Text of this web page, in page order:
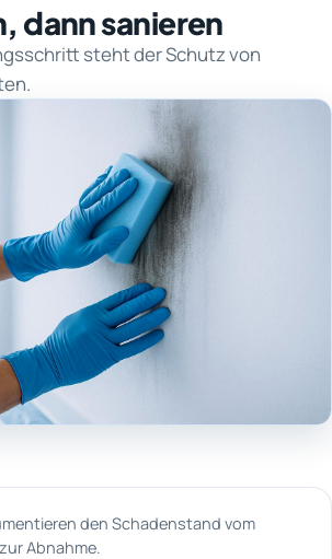
dann sanieren
steht der Schutz von
den Schadenstand vom
Abnahme.